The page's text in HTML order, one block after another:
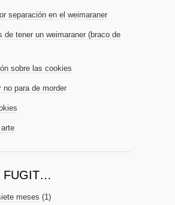
separación en el weimaraner
de tener un weimaraner (braco de
sobre las cookies
no para de morder
FUGIT…
meses (1)